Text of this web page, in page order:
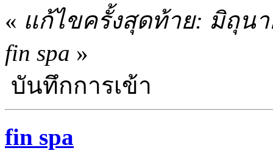
« แก้ไขครั้งสุดท้าย: มิถุนา
fin spa »
บันทึกการเข้า
fin spa